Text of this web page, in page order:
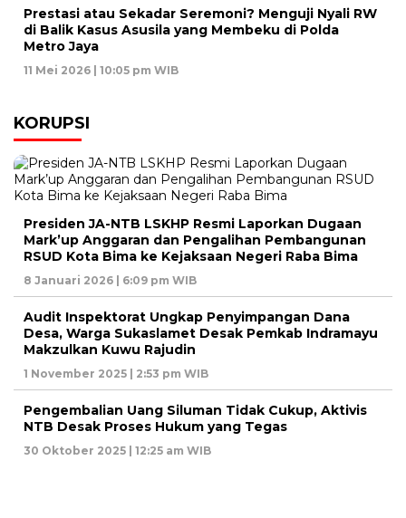
Prestasi atau Sekadar Seremoni? Menguji Nyali RW
di Balik Kasus Asusila yang Membeku di Polda
Metro Jaya
11 Mei 2026 | 10:05 pm WIB
KORUPSI
Presiden JA-NTB LSKHP Resmi Laporkan Dugaan
Mark’up Anggaran dan Pengalihan Pembangunan
RSUD Kota Bima ke Kejaksaan Negeri Raba Bima
8 Januari 2026 | 6:09 pm WIB
Audit Inspektorat Ungkap Penyimpangan Dana
Desa, Warga Sukaslamet Desak Pemkab Indramayu
Makzulkan Kuwu Rajudin
1 November 2025 | 2:53 pm WIB
Pengembalian Uang Siluman Tidak Cukup, Aktivis
NTB Desak Proses Hukum yang Tegas
30 Oktober 2025 | 12:25 am WIB